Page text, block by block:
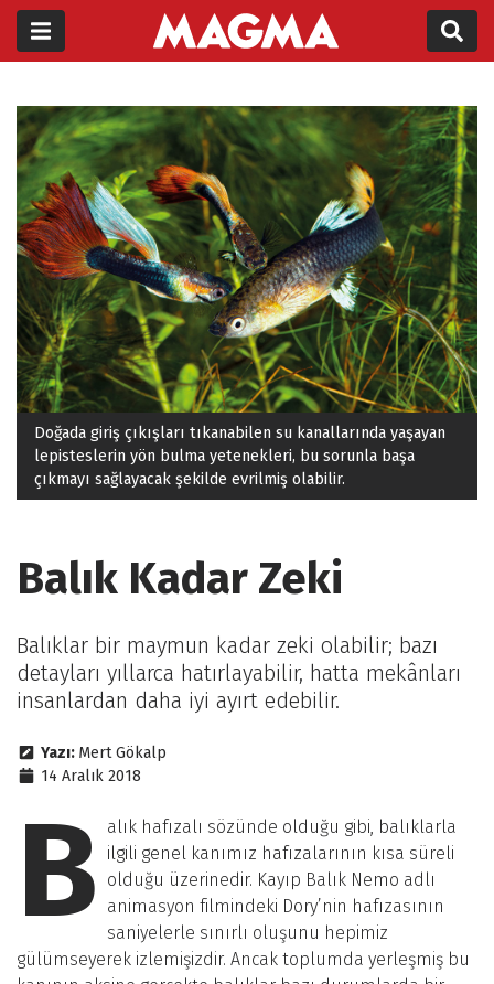
Doğada giriş çıkışları tıkanabilen su kanallarında yaşayan
lepisteslerin yön bulma yetenekleri, bu sorunla başa
çıkmayı sağlayacak şekilde evrilmiş olabilir.
Balık Kadar Zeki
Balıklar bir maymun kadar zeki olabilir; bazı
detayları yıllarca hatırlayabilir, hatta mekânları
insanlardan daha iyi ayırt edebilir.
Yazı: Mert Gökalp
14 Aralık 2018
B
alık hafızalı sözünde olduğu gibi, balıklarla
ilgili genel kanımız hafızalarının kısa süreli
olduğu üzerinedir. Kayıp Balık Nemo adlı
animasyon filmindeki Dory’nin hafızasının
saniyelerle sınırlı oluşunu hepimiz
gülümseyerek izlemişizdir. Ancak toplumda yerleşmiş bu